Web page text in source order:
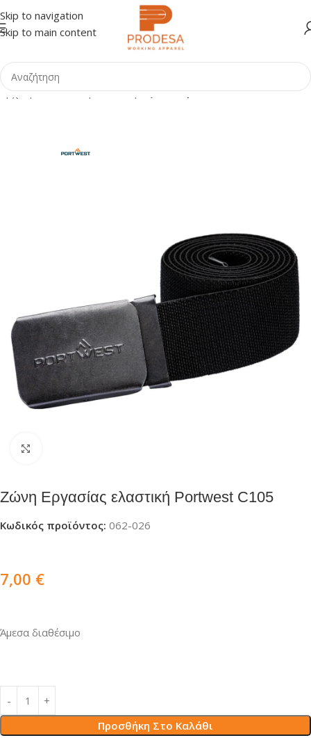
Skip to navigation
Skip to main content
Αρχική σελίδα Shop Ένδυση Αξεσουάρ
Ζώνη Εργασίας ελαστική Portwest C105
Κωδικός προϊόντος: 062-026
7,00 €
Άμεσα διαθέσιμο
Προσθήκη Στο Καλάθι